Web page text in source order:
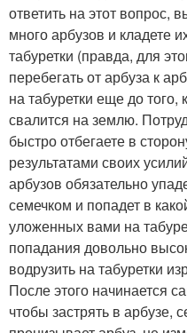
ответить на этот вопрос,
много арбузов и кладете
табуретки (правда, для
перебегать от арбуза к
на табуретки еще до того,
свалится на землю.
быстро отбегаете в
результатами своих
арбузов обязательно
семечком и попадет в
уложенных вами на
попадания довольно
водрузить на табуретки
После этого начинается
чтобы застрять в арбузе,